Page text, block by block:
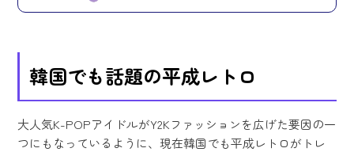
韓国でも話題の平成レトロ
大人気K-POPアイドルがY2Kファッションを広げた要因の一
つにもなっているように、現在韓国でも平成レトロがトレ